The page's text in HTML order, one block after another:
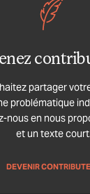
partager
problématique
nous en nous
et un texte
DEVENIR